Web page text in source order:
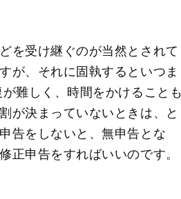
を受け継ぐのが当然とされて
が、それに固執するといつま
難しく、時間をかけることも
が決まっていないときは、と
告をしないと、無申告とな
正申告をすればいいのです。